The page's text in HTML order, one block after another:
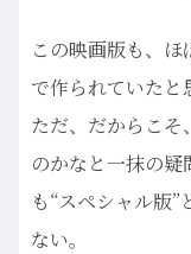
この映画版も、
で作られていたと
ただ、だからこそ
のかなと一抹の
も“スペシャル版
ない。